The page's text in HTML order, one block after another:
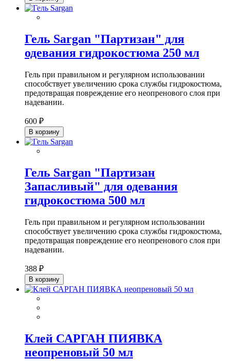
Гель Sargan "Партизан" для
одевания гидрокостюма 250 мл
Гель при правильном и регулярном использовании
способствует увеличению срока службы гидрокостюма,
предотвращая повреждение его неопренового слоя при
надевании.
600 ₽
В корзину
Гель Sargan "Партизан
Запасливый" для одевания
гидрокостюма 500 мл
Гель при правильном и регулярном использовании
способствует увеличению срока службы гидрокостюма,
предотвращая повреждение его неопренового слоя при
надевании.
388 ₽
В корзину
Клей САРГАН ПИЯВКА
неопреновый 50 мл